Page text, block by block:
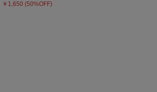
￥1,650 (50%OFF)